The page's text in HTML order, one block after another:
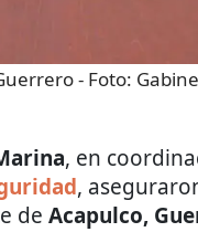
- Foto:
, en
,
de Acapulco,